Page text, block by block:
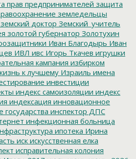
прав предпринимателей защита
земледельцы
земский доктор Земский_учитель
золотой губернатор Золотухин
Иван Благодырь Иван
ИВЛ ивс Игорь Ткачев игрушки
кампания избирком
к лучшему Израиль имена
инвестиции
индекс самоизоляции индекс
индексация инновационное
государства инспектор ДПС
инфекционная больница
ипотека Ирина
иск искусственная елка
исправительная колония